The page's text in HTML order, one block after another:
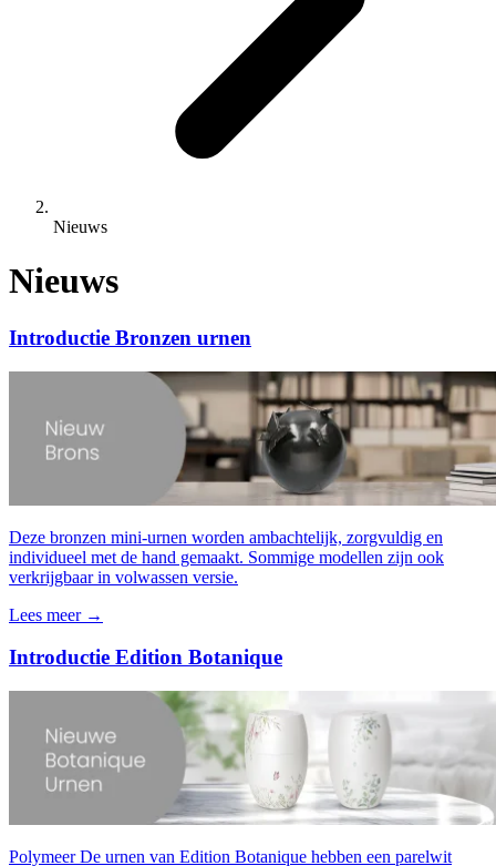
Nieuws
Nieuws
Introductie Bronzen urnen
Deze bronzen mini-urnen worden ambachtelijk, zorgvuldig en
individueel met de hand gemaakt. Sommige modellen zijn ook
verkrijgbaar in volwassen versie.
Lees meer →
Introductie Edition Botanique
Polymeer De urnen van Edition Botanique hebben een parelwit